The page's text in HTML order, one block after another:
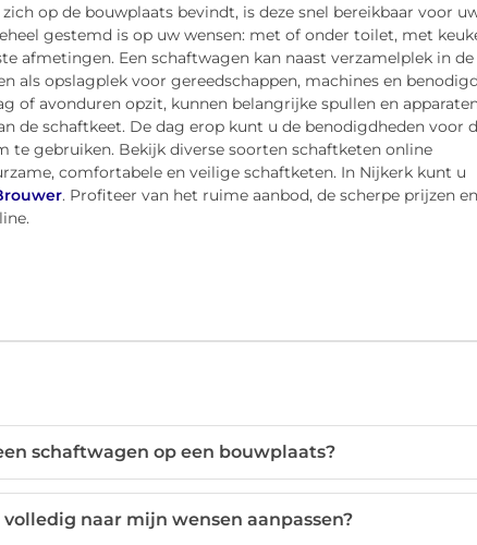
op de bouwplaats bevindt, is deze snel bereikbaar voor
gestemd is op uw wensen: met of onder toilet, met
afmetingen. Een schaftwagen kan naast verzamelplek in de
als opslagplek voor gereedschappen, machines en benodigd
of avonduren opzit, kunnen belangrijke spullen en
de schaftkeet. De dag erop kunt u de benodigdheden voor
te gebruiken. Bekijk diverse soorten schaftketen online
comfortabele en veilige schaftketen. In Nijkerk kunt u
. Profiteer van het ruime aanbod, de scherpe prijzen
schaftwagen op een bouwplaats?
naar mijn wensen aanpassen?